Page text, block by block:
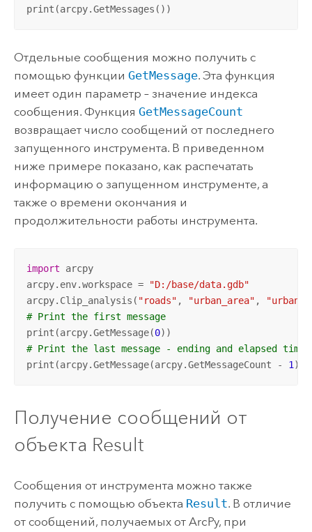
print(arcpy.GetMessages())
Отдельные сообщения можно получить с
помощью функции GetMessage. Эта функция
имеет один параметр – значение индекса
сообщения. Функция GetMessageCount
возвращает число сообщений от последнего
запущенного инструмента. В приведенном
ниже примере показано, как распечатать
информацию о запущенном инструменте, а
также о времени окончания и
продолжительности работы инструмента.
import arcpy
arcpy.env.workspace =
"D:/base/data.gdb"
arcpy.Clip_analysis( "roads" , "urban_area" ,
# Print the first message
print(arcpy.GetMessage(0
# Print the last message - ending and elapsed
print(arcpy.GetMessage(arcpy.GetMessageCount - 1 ))
Получение сообщений от
объекта Result
Сообщения от инструмента можно также
получить с помощью объекта Result. В отличие
от сообщений, получаемых от ArcPy, при